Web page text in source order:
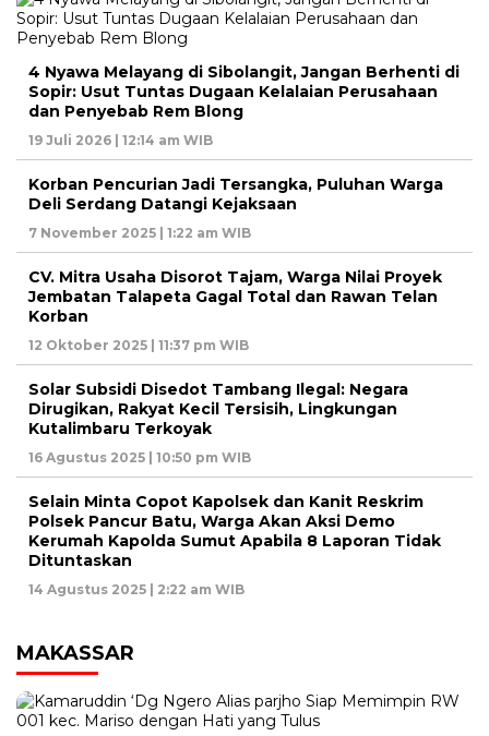
4 Nyawa Melayang di Sibolangit, Jangan Berhenti di
Sopir: Usut Tuntas Dugaan Kelalaian Perusahaan
dan Penyebab Rem Blong
19 Juli 2026 | 12:14 am WIB
Korban Pencurian Jadi Tersangka, Puluhan Warga
Deli Serdang Datangi Kejaksaan
7 November 2025 | 1:22 am WIB
CV. Mitra Usaha Disorot Tajam, Warga Nilai Proyek
Jembatan Talapeta Gagal Total dan Rawan Telan
Korban
12 Oktober 2025 | 11:37 pm WIB
Solar Subsidi Disedot Tambang Ilegal: Negara
Dirugikan, Rakyat Kecil Tersisih, Lingkungan
Kutalimbaru Terkoyak
16 Agustus 2025 | 10:50 pm WIB
Selain Minta Copot Kapolsek dan Kanit Reskrim
Polsek Pancur Batu, Warga Akan Aksi Demo
Kerumah Kapolda Sumut Apabila 8 Laporan Tidak
Dituntaskan
14 Agustus 2025 | 2:22 am WIB
MAKASSAR